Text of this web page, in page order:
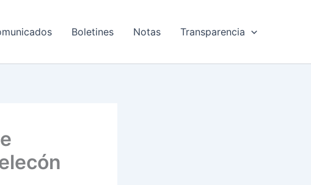
Boletines Notas Transparencia